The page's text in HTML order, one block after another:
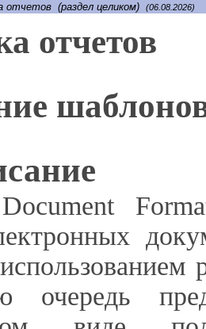
отчетов (раздел целиком) (06.08.2026)
отчетов
очередь